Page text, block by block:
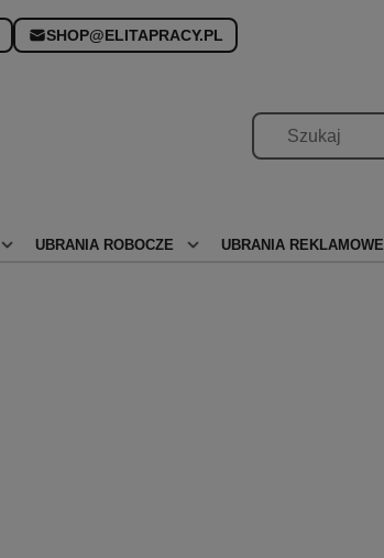
SHOP@ELITAPRACY.PL
UBRANIA ROBOCZE UBRANIA REKLAMOWE